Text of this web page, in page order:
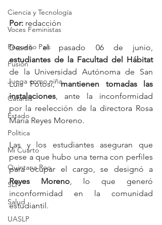
Ciencia y Tecnología
Voces Feministas
Pequeño País
Fusión
Juega como niña
Catarsis
Estado
Política
Mi Cuarto
Quintana Roo
SLP
Salud
UASLP
Por: redacción
Desde el pasado 06 de junio,
estudiantes de la Facultad del Hábitat
de la Universidad Autónoma de San
Luis Potosí, mantienen tomadas las
instalaciones, ante la inconformidad
por la reelección de la directora Rosa
María Reyes Moreno.
Las y los estudiantes aseguran que
pese a que hubo una terna con perfiles
Reyes Moreno, lo que generó
inconformidad en la comunidad
estudiantil.